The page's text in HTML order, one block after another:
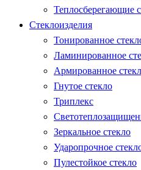
Теплосберегающие
Стеклоизделия
Тонированное
Ламинированное
Армированное
Гнутое стекло
Триплекс
Зеркальное стекло
Ударопрочное
Пулестойкое стекло